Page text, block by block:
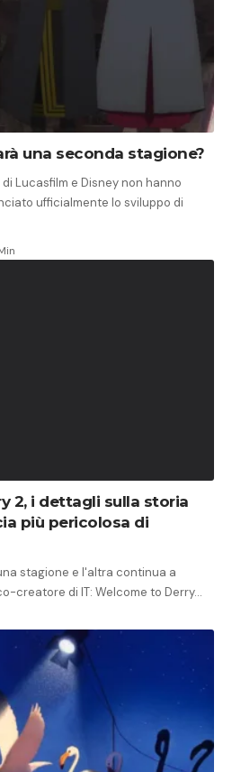
una seconda stagione?
Lucasfilm e Disney non hanno
ufficialmente lo sviluppo di
2, i dettagli sulla storia
più pericolosa di
stagione e l'altra continua a
creatore di IT: Welcome to Derry…